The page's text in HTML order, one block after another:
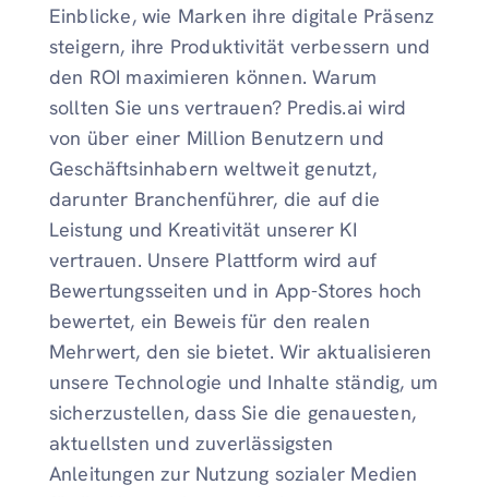
Einblicke, wie Marken ihre digitale Präsenz
steigern, ihre Produktivität verbessern und
den ROI maximieren können. Warum
sollten Sie uns vertrauen? Predis.ai wird
von über einer Million Benutzern und
Geschäftsinhabern weltweit genutzt,
darunter Branchenführer, die auf die
Leistung und Kreativität unserer KI
vertrauen. Unsere Plattform wird auf
Bewertungsseiten und in App-Stores hoch
bewertet, ein Beweis für den realen
Mehrwert, den sie bietet. Wir aktualisieren
unsere Technologie und Inhalte ständig, um
sicherzustellen, dass Sie die genauesten,
aktuellsten und zuverlässigsten
Anleitungen zur Nutzung sozialer Medien